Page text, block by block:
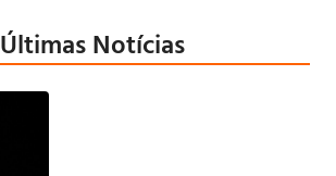
Últimas Notícias